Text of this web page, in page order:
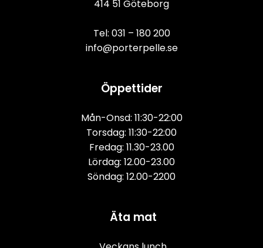
414 51 Göteborg
Tel: 031 – 180 200
info@porterpelle.se
Öppettider
Mån-Onsd: 11:30-22:00
Torsdag: 11:30-22:00
Fredag: 11.30-23.00
Lördag: 12.00-23.00
Söndag: 12.00-2200
Äta mat